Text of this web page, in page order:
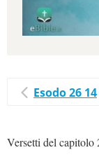
Esodo 26 14
Versetti del